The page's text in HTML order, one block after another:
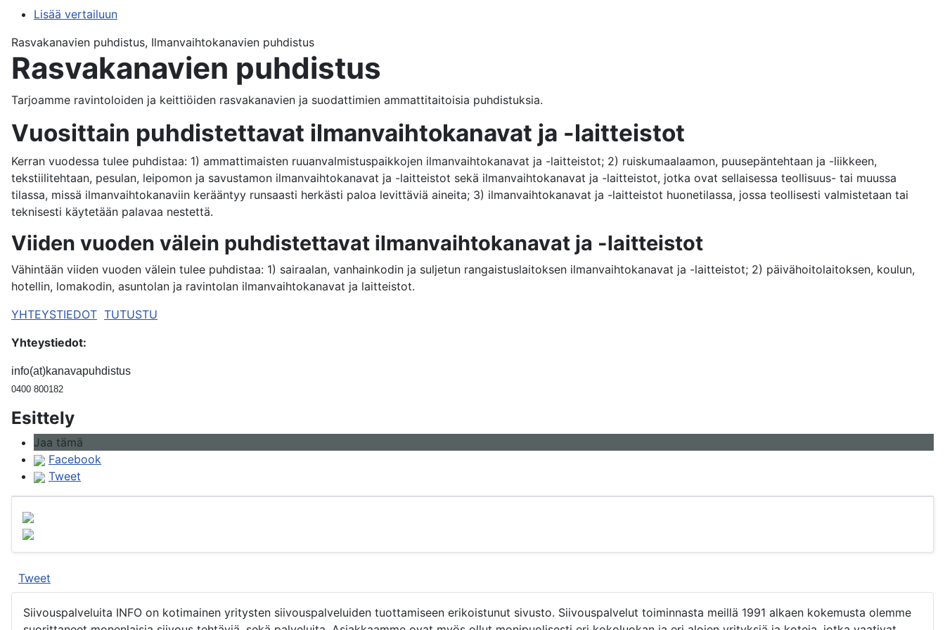
Lisää vertailuun
Rasvakanavien puhdistus, Ilmanvaihtokanavien puhdistus
Rasvakanavien puhdistus
Tarjoamme ravintoloiden ja keittiöiden rasvakanavien ja suodattimien ammattitaitoisia puhdistuksia.
Vuosittain puhdistettavat ilmanvaihtokanavat ja -laitteistot
Kerran vuodessa tulee puhdistaa: 1) ammattimaisten ruuanvalmistuspaikkojen ilmanvaihtokanavat ja -laitteistot; 2) ruiskumaalaamon, puusepäntehtaan ja -liikkeen,
tekstiilitehtaan, pesulan, leipomon ja savustamon ilmanvaihtokanavat ja -laitteistot sekä ilmanvaihtokanavat ja -laitteistot, jotka ovat sellaisessa teollisuus- tai muussa
tilassa, missä ilmanvaihtokanaviin kerääntyy runsaasti herkästi paloa levittäviä aineita; 3) ilmanvaihtokanavat ja -laitteistot huonetilassa, jossa teollisesti valmistetaan tai
teknisesti käytetään palavaa nestettä.
Viiden vuoden välein puhdistettavat ilmanvaihtokanavat ja -laitteistot
Vähintään viiden vuoden välein tulee puhdistaa: 1) sairaalan, vanhainkodin ja suljetun rangaistuslaitoksen ilmanvaihtokanavat ja -laitteistot; 2) päivähoitolaitoksen, koulun,
hotellin, lomakodin, asuntolan ja ravintolan ilmanvaihtokanavat ja laitteistot.
YHTEYSTIEDOT TUTUSTU
Yhteystiedot:
info(at)kanavapuhdistus
0400 800182
Esittely
Jaa tämä
Facebook
Tweet
Tweet
Siivouspalveluita INFO on kotimainen yritysten siivouspalveluiden tuottamiseen erikoistunut sivusto. Siivouspalvelut toiminnasta meillä 1991 alkaen kokemusta olemme